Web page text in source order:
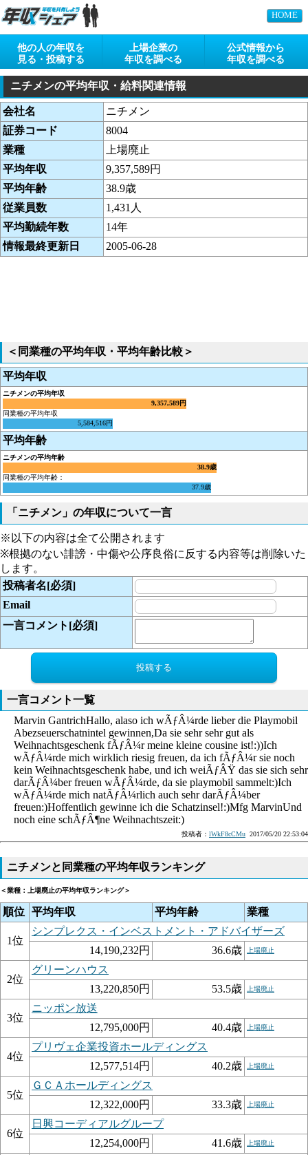
HOME
他の人の年収を
見る・投稿する
上場企業の
年収を調べる
公式情報から
年収を調べる
ニチメンの平均年収・給料関連情報
会社名
ニチメン
証券コード
8004
業種
上場廃止
平均年収
9,357,589円
平均年齢
38.9歳
従業員数
1,431人
平均勤続年数
14年
情報最終更新日
2005-06-28
＜同業種の平均年収・平均年齢比較＞
平均年収
ニチメンの平均年収
9,357,589円
同業種の平均年収
5,584,516円
平均年齢
ニチメンの平均年齢
38.9歳
同業種の平均年齢：
37.9歳
「ニチメン」の年収について一言
※以下の内容は全て公開されます
※根拠のない誹謗・中傷や公序良俗に反する内容等は削除いた
します。
投稿者名[必須]
Email
一言コメント[必須]
一言コメント一覧
Marvin GantrichHallo, alaso ich wÃƒÂ¼rde lieber die Playmobil
Abezseuerschatnintel gewinnen,Da sie sehr sehr gut als
Weihnachtsgeschenk fÃƒÂ¼r meine kleine cousine ist!:))Ich
wÃƒÂ¼rde mich wirklich riesig freuen, da ich fÃƒÂ¼r sie noch
kein Weihnachtsgeschenk habe, und ich weiÃƒÂŸ das sie sich sehr
darÃƒÂ¼ber freuen wÃƒÂ¼rde, da sie playmobil sammelt:)Ich
wÃƒÂ¼rde mich natÃƒÂ¼rlich auch sehr darÃƒÂ¼ber
freuen:)Hoffentlich gewinne ich die Schatzinsel!:)Mfg MarvinUnd
noch eine schÃƒÂ¶ne Weihnachtszeit:)
投稿者： lWkF8cCMu 2017/05/20 22:53:04
ニチメンと同業種の平均年収ランキング
＜業種：上場廃止の平均年収ランキング＞
順位 平均年収 平均年齢 業種
1位
シンプレクス・インベストメント・アドバイザーズ
14,190,232円
36.6歳 上場廃止
2位
グリーンハウス
13,220,850円
53.5歳 上場廃止
3位
ニッポン放送
12,795,000円
40.4歳 上場廃止
4位
プリヴェ企業投資ホールディングス
12,577,514円
40.2歳 上場廃止
5位
ＧＣＡホールディングス
12,322,000円
33.3歳 上場廃止
6位
日興コーディアルグループ
12,254,000円
41.6歳 上場廃止